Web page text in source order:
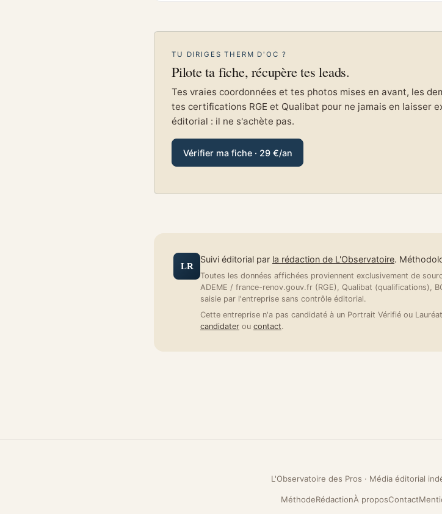
TU DIRIGES THERM D'OC ?
Pilote ta fiche, récupère tes leads.
Tes vraies coordonnées et tes photos mises en avant, les
tes certifications RGE et Qualibat pour ne jamais en laisser
éditorial : il ne s'achète pas.
Vérifier ma fiche · 29 €/an
LR
Suivi éditorial par la rédaction de L'Observatoire.
Toutes les données affichées proviennent exclusivement de
ADEME / france-renov.gouv.fr (RGE), Qualibat (qualifications),
saisie par l'entreprise sans contrôle éditorial.
Cette entreprise n'a pas candidaté à un Portrait Vérifié ou
candidater ou contact.
L'Observatoire des Pros · Média éditorial
MéthodeRédactionÀ proposContact